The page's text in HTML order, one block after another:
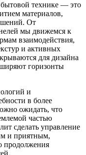
технике — это
материалов,
От
мы движемся к
взаимодействия,
и активных
для дизайна
горизонты
и
в более
ожидать, что
частью
сделать управление
и приятным,
продолжения